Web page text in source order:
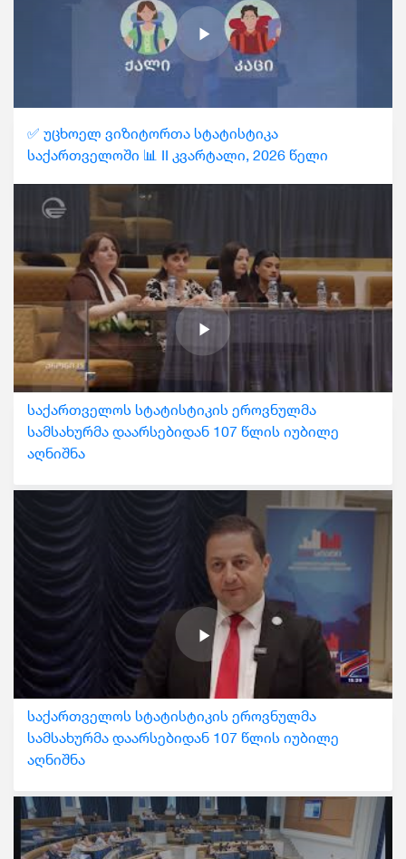
✅ უცხოელ ვიზიტორთა სტატისტიკა
საქართველოში 📊 II კვარტალი, 2026 წელი
საქართველოს სტატისტიკის ეროვნულმა
სამსახურმა დაარსებიდან 107 წლის იუბილე
აღნიშნა
საქართველოს სტატისტიკის ეროვნულმა
სამსახურმა დაარსებიდან 107 წლის იუბილე
აღნიშნა